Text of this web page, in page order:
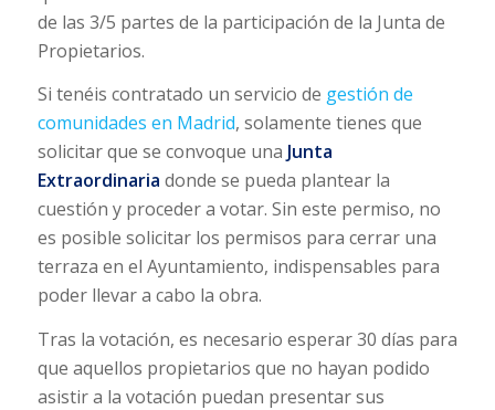
de las 3/5 partes de la participación de la Junta de
Propietarios.
Si tenéis contratado un servicio de gestión de
comunidades en Madrid, solamente tienes que
solicitar que se convoque una Junta
Extraordinaria donde se pueda plantear la
cuestión y proceder a votar. Sin este permiso, no
es posible solicitar los permisos para cerrar una
terraza en el Ayuntamiento, indispensables para
poder llevar a cabo la obra.
Tras la votación, es necesario esperar 30 días para
que aquellos propietarios que no hayan podido
asistir a la votación puedan presentar sus